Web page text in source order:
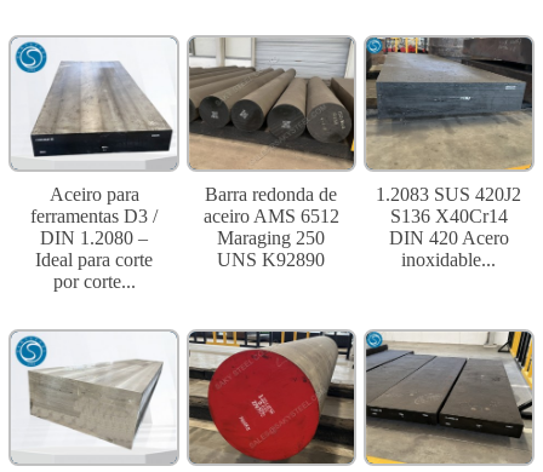
Aceiro para
ferramentas D3 /
DIN 1.2080 –
Ideal para corte
por corte...
Barra redonda de
aceiro AMS 6512
Maraging 250
UNS K92890
1.2083 SUS 420J2
S136 X40Cr14
DIN 420 Acero
inoxidable...